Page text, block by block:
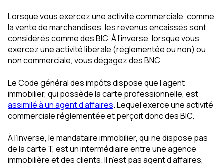
Lorsque vous exercez une activité commerciale, comme
la vente de marchandises, les revenus encaissés sont
considérés comme des BIC. À l’inverse, lorsque vous
exercez une activité libérale (réglementée ou non) ou
non commerciale, vous dégagez des BNC.
Le Code général des impôts dispose que l’agent
immobilier, qui possède la carte professionnelle, est
assimilé à un agent d’affaires. Lequel exerce une activité
commerciale réglementée et perçoit donc des BIC.
À l’inverse, le mandataire immobilier, qui ne dispose pas
de la carte T, est un intermédiaire entre une agence
immobilière et des clients. Il n’est pas agent d’affaires,